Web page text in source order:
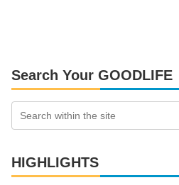
Search Your GOODLIFE
HIGHLIGHTS